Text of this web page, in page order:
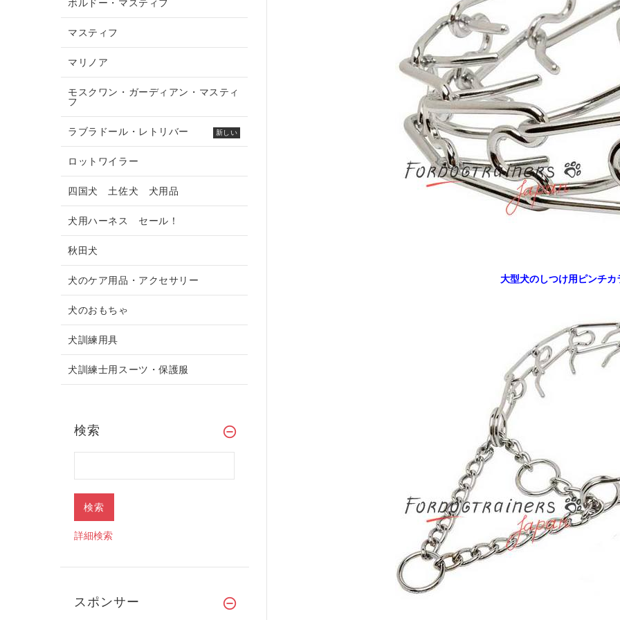
大型犬のしつけ用ピンチカ
ボルドー・マスティフ
マスティフ
マリノア
モスクワン・ガーディアン・マスティ
フ
ラブラドール・レトリバー 新しい
ロットワイラー
四国犬 土佐犬 犬用品
犬用ハーネス セール！
秋田犬
犬のケア用品・アクセサリー
犬のおもちゃ
犬訓練用具
犬訓練士用スーツ・保護服
検索
詳細検索
スポンサー